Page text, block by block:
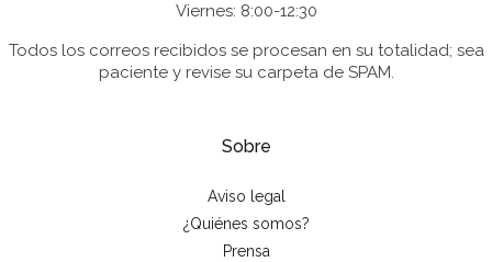
Viernes: 8:00-12:30
Todos los correos recibidos se procesan en su totalidad; sea
paciente y revise su carpeta de SPAM.
Sobre
Aviso legal
¿Quiénes somos?
Prensa